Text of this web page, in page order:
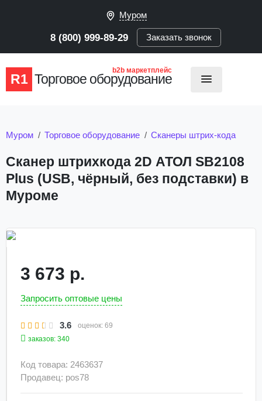
Муром
8 (800) 999-89-29 Заказать звонок
R1 Торговое оборудование
b2b маркетплейс
Муром Торговое оборудование Сканеры штрих-кода
Сканер штрихкода 2D АТОЛ SB2108
Plus (USB, чёрный, без подставки) в
Муроме
3 673 р.
Запросить оптовые цены
3.6 оценок: 69
заказов: 340
Код товара: 2463637
Продавец: pos78